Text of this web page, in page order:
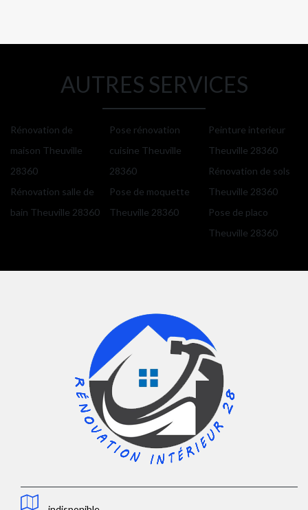
AUTRES SERVICES
Rénovation de
maison Theuville
28360
Rénovation salle de
bain Theuville 28360
Pose rénovation
cuisine Theuville
28360
Pose de moquette
Theuville 28360
Peinture interieur
Theuville 28360
Rénovation de sols
Theuville 28360
Pose de placo
Theuville 28360